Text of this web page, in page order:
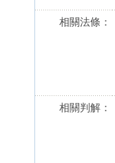
相關法條：
相關判解：